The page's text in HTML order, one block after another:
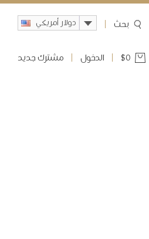
بحث دولار أمريكي
$0 الدخول مشترك جديد